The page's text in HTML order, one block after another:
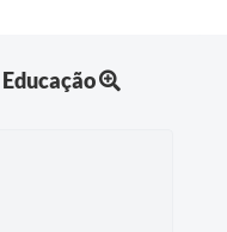
Educação